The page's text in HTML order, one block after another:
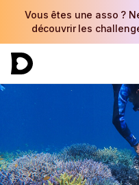
Vous êtes une asso ?
découvrir les